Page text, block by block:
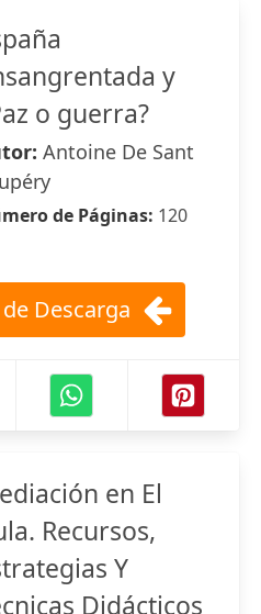
y
o guerra?
Antoine De Sant
de Páginas: 120
Descarga
en El
Recursos,
Y
Didácticos